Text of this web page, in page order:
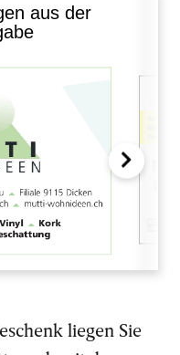
aus der
liegen Sie